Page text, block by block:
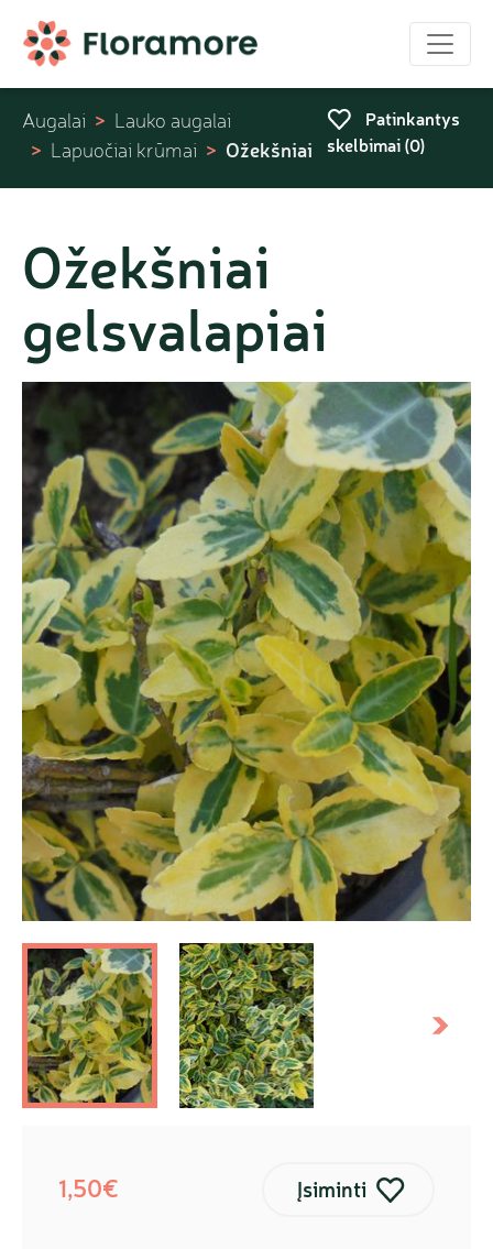
Augalai
Lauko augalai
Lapuočiai krūmai
Ožekšniai
Patinkantys
skelbimai (0)
Ožekšniai
gelsvalapiai
1,50€ Įsiminti